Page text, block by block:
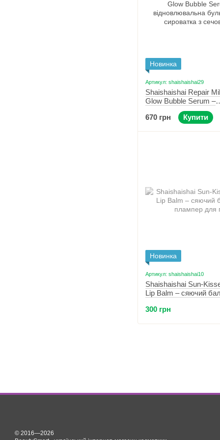
Новинка
Артикул: shaishaishai29
Shaishaishai Repair
Glow Bubble Serum –
відновлювальна
сироватка з
670 грн Купити
Новинка
Артикул: shaishaishai10
Shaishaishai Sun-
Lip Balm – сяючий
Rose
300 грн
© 2016—2026